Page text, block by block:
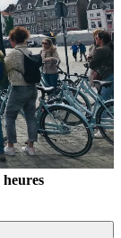
heures